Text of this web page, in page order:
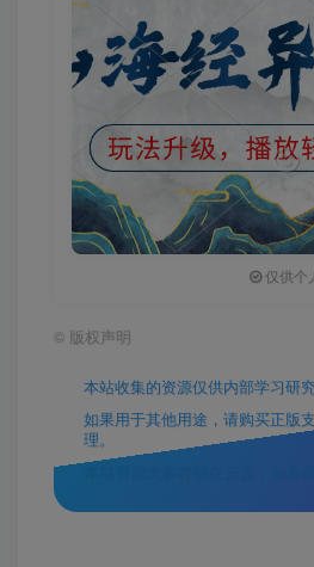
仅供个
© 版权声明
本站收集的资源仅供内部学习研
如果用于其他用途，请购买正版
理。
本站资源大多存储在云盘，如